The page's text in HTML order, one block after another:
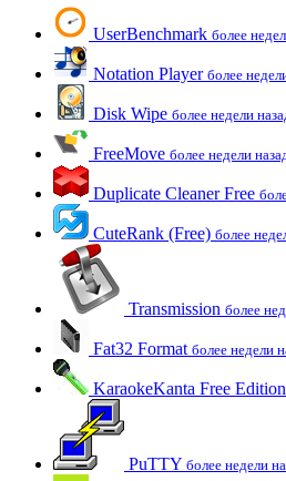
UserBenchmark более
Notation Player более
Disk Wipe более недели
FreeMove более недели
Duplicate Cleaner Free
CuteRank (Free) более
Transmission более
Fat32 Format более недели
KaraokeKanta Free Edition
PuTTY более недели